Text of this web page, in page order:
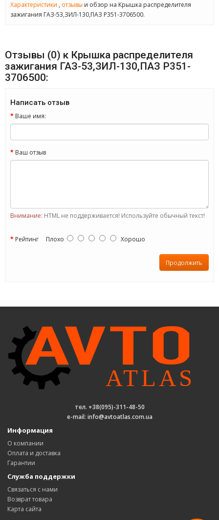
Характеристики , отзывы и обзор на Крышка распределителя
зажигания ГАЗ-53,ЗИЛ-130,ПАЗ Р351-3706500.
Отзывы (0) к Крышка распределителя
зажигания ГАЗ-53,ЗИЛ-130,ПАЗ Р351-
3706500:
Написать отзыв
Ваше имя:
Ваш отзыв
Внимание: HTML не поддерживается! Используйте обычный текст!
Рейтинг Плохо Хорошо
Продолжить
тел. +38(095)-311-48-50
e-mail: info@avtoatlas.com.ua
Информация
О компании
Оплата и доставка
Гарантии
Служба поддержки
Связаться с нами
Возврат товара
Карта сайта